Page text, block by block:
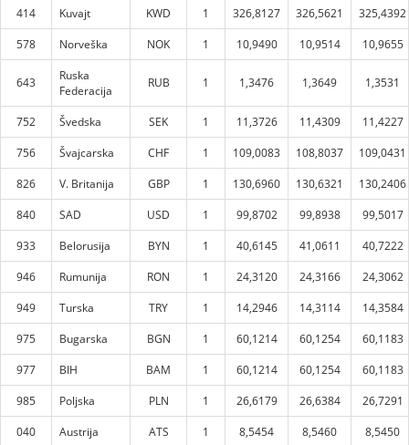
414
Kuvajt KWD 1 326,8127 326,5621
325,4392
578
Norveška NOK 1 10,9490 10,9514 10,9655
643
Ruska
Federacija
RUB 1 1,3476 1,3649 1,3531
752 Švedska SEK 1 11,3726 11,4309
11,4227
756
Švajcarska CHF 1 109,0083 108,8037
109,0431
826
V. Britanija GBP 1 130,6960 130,6321
130,2406
840
SAD USD 1 99,8702 99,8938
99,5017
933
Belorusija BYN 1 40,6145 41,0611
40,7222
946
Rumunija RON 1 24,3120 24,3166
24,3062
949
Turska TRY 1 14,2946 14,3114
14,3584
975
Bugarska BGN 1 60,1214 60,1254
60,1183
977
BIH BAM 1 60,1214 60,1254
60,1183
985
Poljska PLN 1 26,6179 26,6384
26,7291
040
Austrija ATS 1 8,5454 8,5460
8,5450